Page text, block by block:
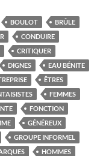
BOULOT
BRÛLE
CONDUIRE
CRITIQUER
DIGNES
EAU BÉNITE
ÊTRES
FEMMES
FONCTION
GÉNÉREUX
GROUPE INFORMEL
HOMMES